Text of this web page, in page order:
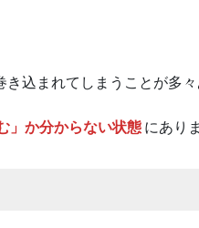
込まれてしまうことが多々
」か分からない状態 にあり